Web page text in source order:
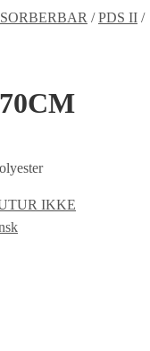
/PDS II /
IKKE